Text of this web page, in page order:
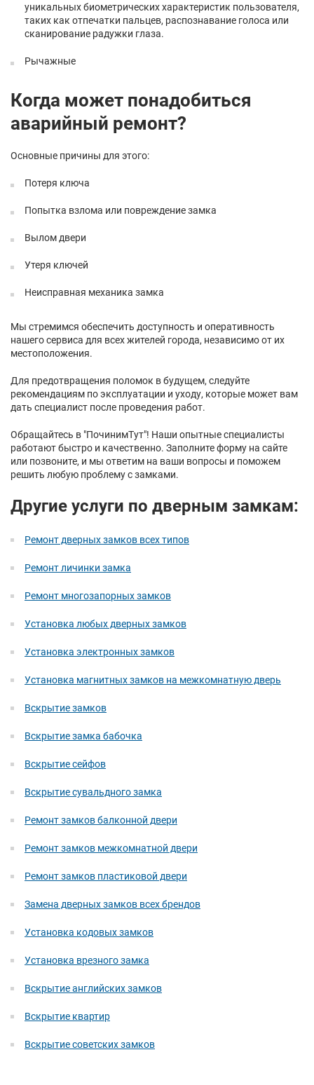
уникальных биометрических характеристик пользователя,
таких как отпечатки пальцев, распознавание голоса или
сканирование радужки глаза.
Рычажные
Когда может понадобиться
аварийный ремонт?
Основные причины для этого:
Потеря ключа
Попытка взлома или повреждение замка
Вылом двери
Утеря ключей
Неисправная механика замка
Мы стремимся обеспечить доступность и оперативность
нашего сервиса для всех жителей города, независимо от их
местоположения.
Для предотвращения поломок в будущем, следуйте
рекомендациям по эксплуатации и уходу, которые может вам
дать специалист после проведения работ.
Обращайтесь в "ПочинимТут"! Наши опытные специалисты
работают быстро и качественно. Заполните форму на сайте
или позвоните, и мы ответим на ваши вопросы и поможем
решить любую проблему с замками.
Другие услуги по дверным замкам:
Ремонт дверных замков всех типов
Ремонт личинки замка
Ремонт многозапорных замков
Установка любых дверных замков
Установка электронных замков
Установка магнитных замков на межкомнатную дверь
Вскрытие замков
Вскрытие замка бабочка
Вскрытие сейфов
Вскрытие сувальдного замка
Ремонт замков балконной двери
Ремонт замков межкомнатной двери
Ремонт замков пластиковой двери
Замена дверных замков всех брендов
Установка кодовых замков
Установка врезного замка
Вскрытие английских замков
Вскрытие квартир
Вскрытие советских замков